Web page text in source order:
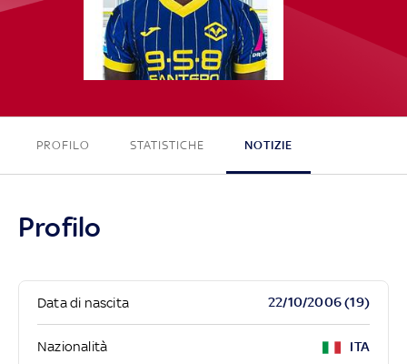
Alphadjo Cissè
PROFILO STATISTICHE NOTIZIE
Profilo
Data di nascita 22/10/2006 (19)
Nazionalità ITA